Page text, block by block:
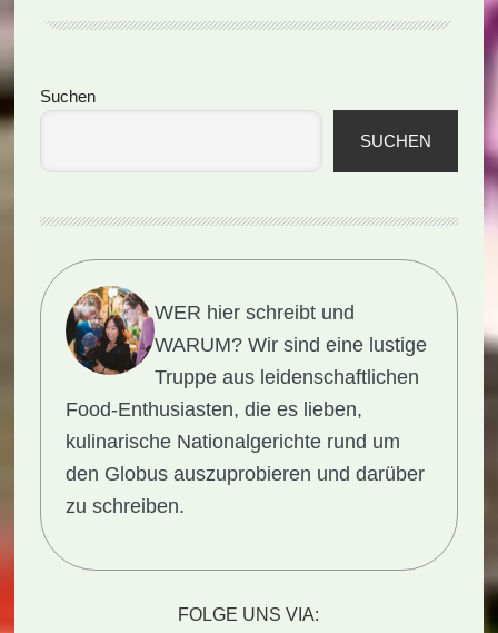
Seitenspalte
Suchen
SUCHEN
WER hier schreibt und
WARUM? Wir sind eine lustige
Truppe aus leidenschaftlichen
Food-Enthusiasten, die es lieben,
kulinarische Nationalgerichte rund um
den Globus auszuprobieren und darüber
zu schreiben.
FOLGE UNS VIA: